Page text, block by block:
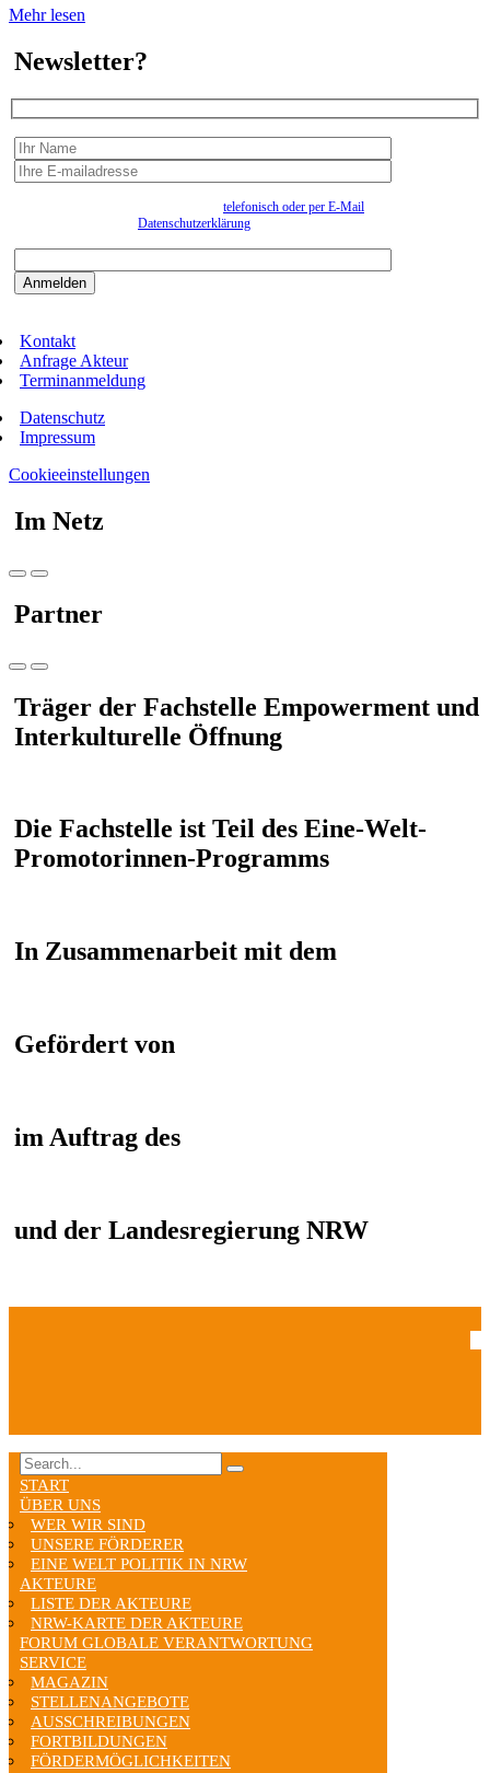
Mehr lesen
Newsletter?
telefonisch oder per E-Mail
Datenschutzerklärung
Kontakt
Anfrage Akteur
Terminanmeldung
Datenschutz
Impressum
Cookieeinstellungen
Im Netz
Partner
Träger der Fachstelle Empowerment und
Interkulturelle Öffnung
Die Fachstelle ist Teil des Eine-Welt-
Promotorinnen-Programms
In Zusammenarbeit mit dem
Gefördert von
im Auftrag des
und der Landesregierung NRW
START
ÜBER UNS
WER WIR SIND
UNSERE FÖRDERER
EINE WELT POLITIK IN NRW
AKTEURE
LISTE DER AKTEURE
NRW-KARTE DER AKTEURE
FORUM GLOBALE VERANTWORTUNG
SERVICE
MAGAZIN
STELLENANGEBOTE
AUSSCHREIBUNGEN
FORTBILDUNGEN
FÖRDERMÖGLICHKEITEN